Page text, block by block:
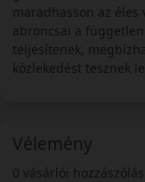
maradhasson az éles
abroncsai a
teljesítenek,
közlekedést tesznek
Vélemény
0 vásárlói hozzászólás